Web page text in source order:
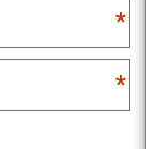
*
*